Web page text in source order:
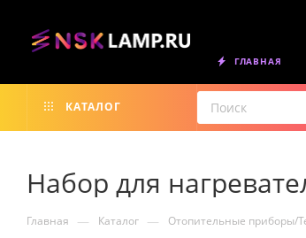
ГЛАВНАЯ
КАТАЛОГ
Набор для
Главная — Каталог — Отопительные приборы/